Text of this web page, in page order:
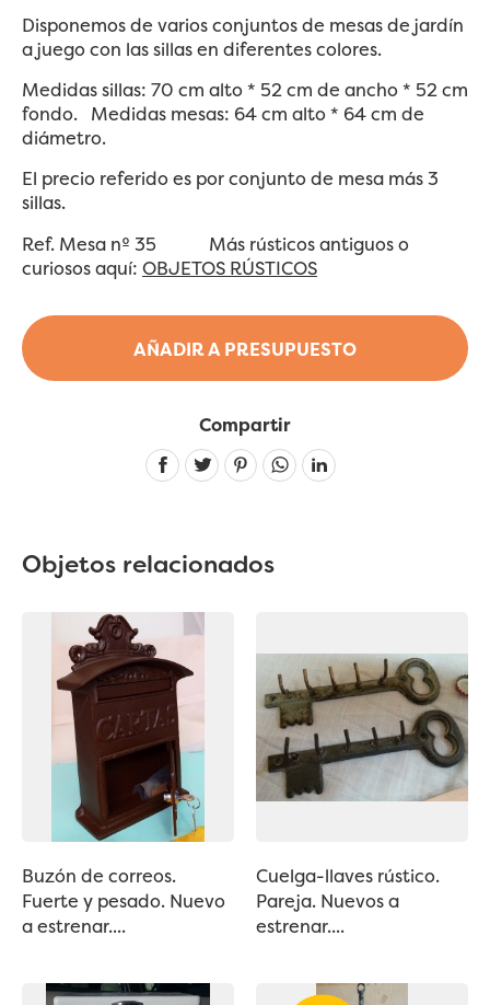
AÑADIR A PRESUPUESTO
Disponemos de varios conjuntos de mesas de jardín
a juego con las sillas en diferentes colores.
Medidas sillas: 70 cm alto * 52 cm de ancho * 52 cm
fondo. Medidas mesas: 64 cm alto * 64 cm de
diámetro.
El precio referido es por conjunto de mesa más 3
sillas.
Ref. Mesa nº 35 Más rústicos antiguos o
curiosos aquí: OBJETOS RÚSTICOS
Compartir
Linkedin
Objetos relacionados
Buzón de correos.
Fuerte y pesado. Nuevo
a estrenar....
Cuelga-llaves rústico.
Pareja. Nuevos a
estrenar....